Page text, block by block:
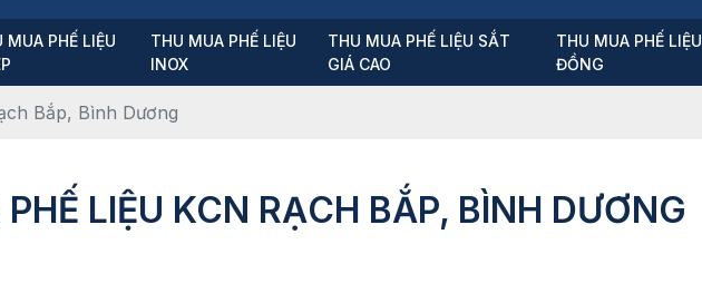
MUA PHẾ LIỆU
THU MUA PHẾ LIỆU
INOX
THU MUA PHẾ LIỆU SẮT
GIÁ CAO
THU MUA PHẾ LIỆU
ĐỒNG
Bắp, Bình Dương
LIỆU KCN RẠCH BẮP, BÌNH DƯƠNG